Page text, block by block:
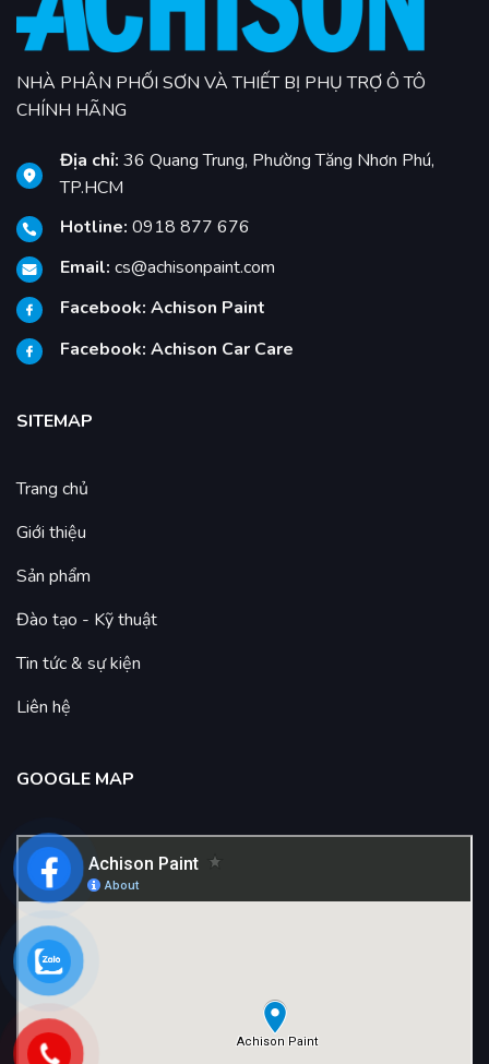
NHÀ PHÂN PHỐI SƠN VÀ THIẾT BỊ PHỤ TRỢ Ô TÔ
CHÍNH HÃNG
Địa chỉ: 36 Quang Trung, Phường Tăng Nhơn Phú,
TP.HCM
Hotline: 0918 877 676
Email: cs@achisonpaint.com
Facebook: Achison Paint
Facebook: Achison Car Care
SITEMAP
Trang chủ
Giới thiệu
Sản phẩm
Đào tạo - Kỹ thuật
Tin tức & sự kiện
Liên hệ
GOOGLE MAP